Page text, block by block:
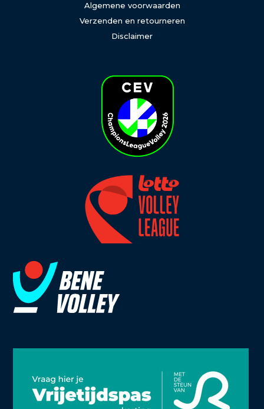
Algemene voorwaarden
Verzenden en retourneren
Disclaimer